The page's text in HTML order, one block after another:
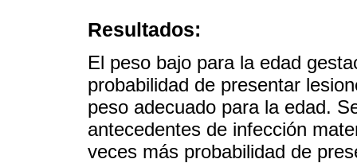
Resultados:
El peso bajo para la edad
probabilidad de presentar
peso adecuado para la edad.
antecedentes de infección
veces más probabilidad de